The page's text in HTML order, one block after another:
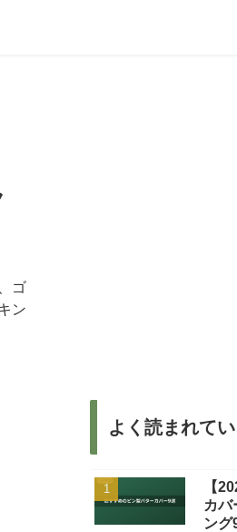
ゴ
ン
よく読まれて
【
カバ
ング